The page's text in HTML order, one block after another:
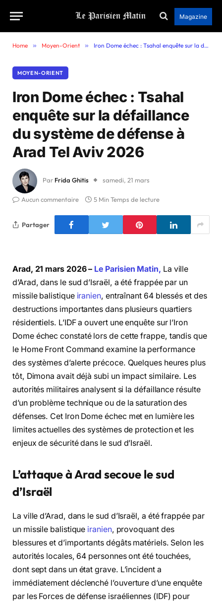
Magazine
Home » Moyen-Orient » Iron Dome échec : Tsahal enquête sur la défaillance du système de défense à Arad Tel Aviv 2026
MOYEN-ORIENT
Iron Dome échec : Tsahal
enquête sur la défaillance
du système de défense à
Arad Tel Aviv 2026
Par Frida Ghitis samedi, 21 mars
Aucun commentaire 5 Min Temps de lecture
Partager
Arad, 21 mars 2026 – Le Parisien Matin, La ville
d’Arad, dans le sud d’Israël, a été frappée par un
missile balistique iranien, entraînant 64 blessés et des
destructions importantes dans plusieurs quartiers
résidentiels. L’IDF a ouvert une enquête sur l’Iron
Dome échec constaté lors de cette frappe, tandis que
le Home Front Command examine la performance
des systèmes d’alerte précoce. Quelques heures plus
tôt, Dimona avait déjà subi un impact similaire. Les
autorités militaires analysent si la défaillance résulte
d’un problème technique ou de la saturation des
défenses. Cet Iron Dome échec met en lumière les
limites actuelles des systèmes de protection et les
enjeux de sécurité dans le sud d’Israël.
L’attaque à Arad secoue le sud
d’Israël
La ville d’Arad, dans le sud d’Israël, a été frappée par
un missile balistique iranien, provoquant des
blessures et d’importants dégâts matériels. Selon les
autorités locales, 64 personnes ont été touchées,
dont sept dans un état grave. L’incident a
immédiatement déclenché l’ouverture d’une enquête
par les Forces de défense israéliennes (IDF) pour